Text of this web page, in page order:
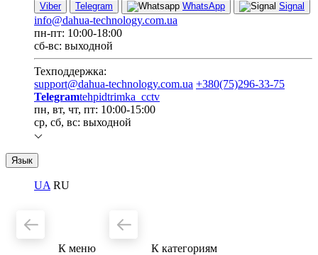
Viber Telegram WhatsApp Signal
info@dahua-technology.com.ua
пн-пт: 10:00-18:00
сб-вс: выходной
Техподдержка:
support@dahua-technology.com.ua +380(75)296-33-75
Telegramtehpidtrimka_cctv
пн, вт, чт, пт: 10:00-15:00
ср, сб, вс: выходной
Язык
UA RU
К меню К категориям